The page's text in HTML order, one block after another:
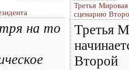
на то
Третья
сценарию
Третья
Второй